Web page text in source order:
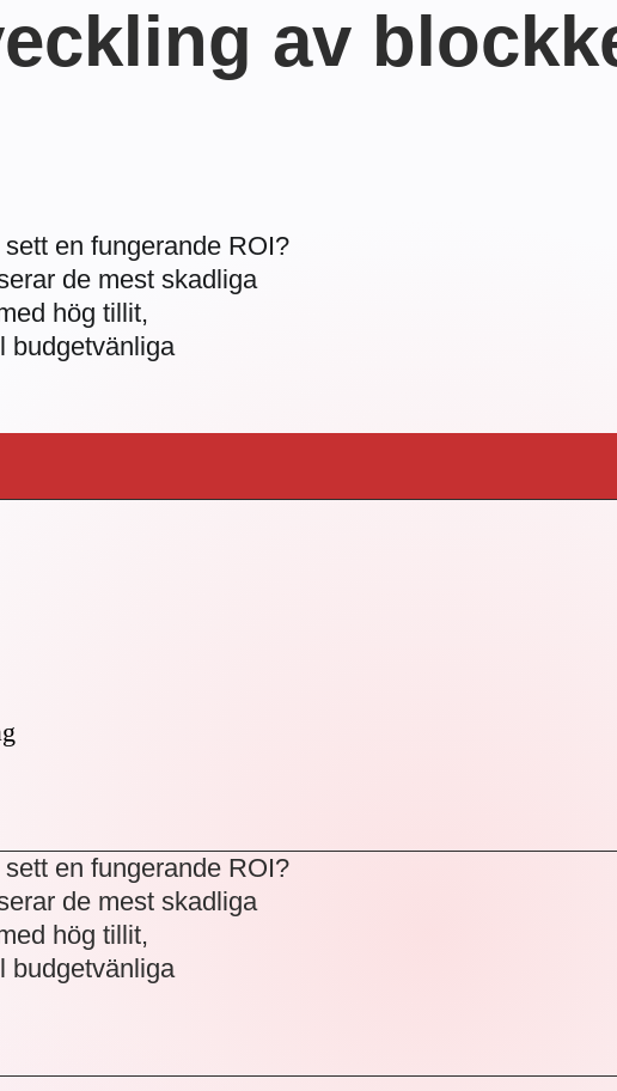
av
en fungerande ROI?
de mest skadliga
hög tillit,
budgetvänliga
en fungerande ROI?
de mest skadliga
hög tillit,
budgetvänliga